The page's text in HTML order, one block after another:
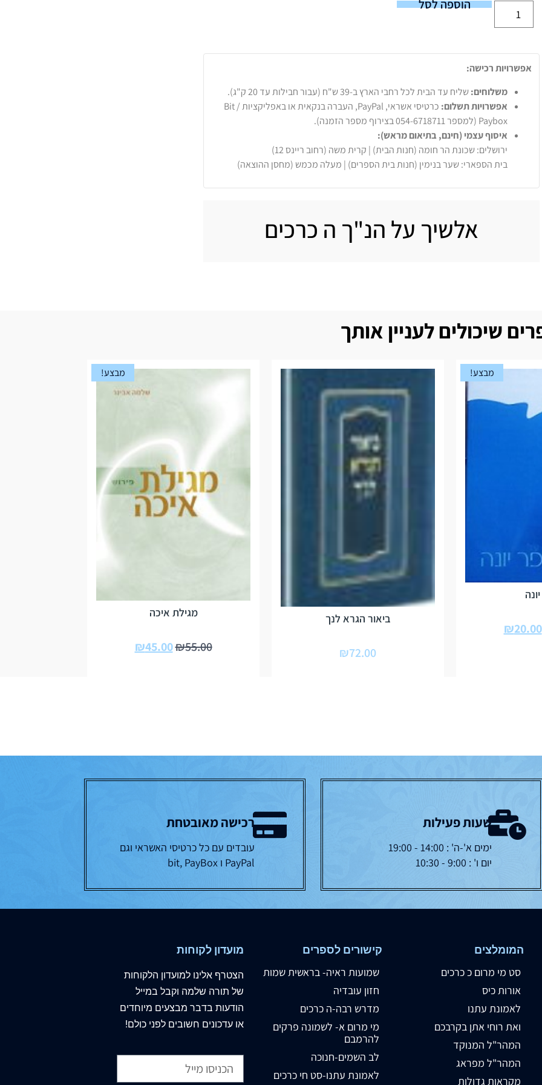
הוספה לסל
אפשרויות רכישה:
משלוחים:שליח עד הבית לכל רחבי הארץ ב-39 ש"ח (עבור חבילות עד 20 ק"ג).
אפשרויות תשלום:
כרטיסי אשראי, PayPal, העברה בנקאית או באפליקציות Bit /
Paybox (למספר 054-6718711 בצירוף מספר הזמנה).
איסוף עצמי (חינם, בתיאום מראש):
ירושלים: שכונת הר חומה (חנות הבית) | קרית משה (רחוב ריינס 12)
בית הספארי: שער בנימין (חנות בית הספרים) | מעלה מכמש (מחסן ההוצאה)
אלשיך על הנ"ך ה כרכים
שיכולים לעניין אותך
מבצע!
₪20.00
ביאור הגרא לנך
₪72.00
מבצע!
מגילת איכה
₪55.00
₪45.00
שעות פעילות
ימים א'-ה' : 14:00 - 19:00
יום ו' : 9:00 - 10:30
רכישה מאובטחת
עובדים עם כל כרטיסי האשראי וגם
PayPal ו bit, PayBox
המומלצים
סט מי מרום כ כרכים
אורות כיס
לאמונת עתנו
ואת רוחי אתן בקרבכם
המהר"ל המנוקד
המהר"ל מפראג
מקראות גדולות
קישורים לספרים
שמועות ראיה- בראשית שמות
חזון עובדיה
מדרש רבה-ה כרכים
מי מרום א- לשמונה פרקים
להרמבם
לב השמים-חנוכה
לאמונת עתנו-סט חי כרכים
מועדון לקוחות
הצטרף אלינו למועדון הלקוחות
של תורה שלמה וקבל במייל
הודעות בדבר מבצעים מיוחדים
או עדכונים חשובים לפני כולם!